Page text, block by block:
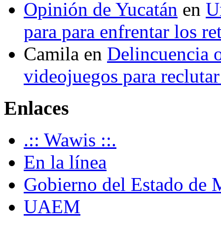
Opinión de Yucatán en
para para enfrentar los
Camila en Delincuencia
videojuegos para
Enlaces
.:: Wawis ::.
En la línea
Gobierno del Estado de
UAEM